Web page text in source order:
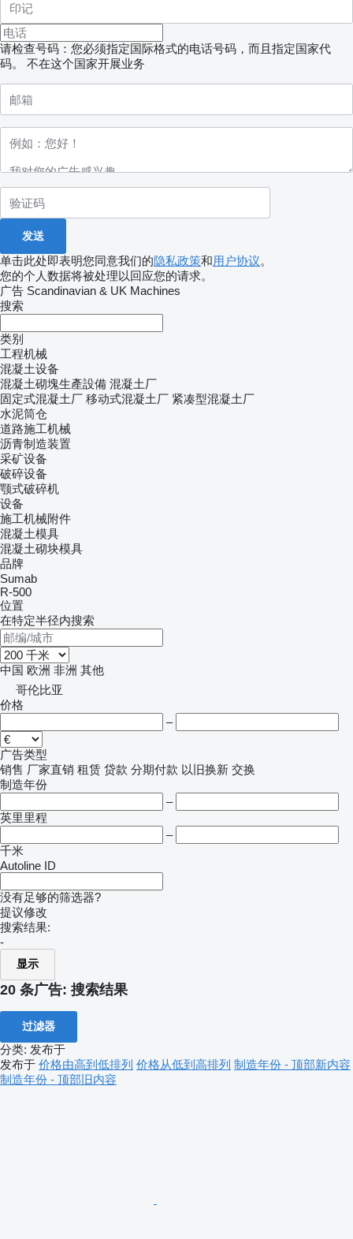
请检查号码：您必须指定国际格式的电话号码，而且指定国家代
码。
不在这个国家开展业务
单击此处即表明您同意我们的隐私政策和用户协议。
您的个人数据将被处理以回应您的请求。
广告 Scandinavian & UK Machines
搜索
类别
工程机械
混凝土设备
混凝土砌塊生產設備 混凝土厂
固定式混凝土厂 移动式混凝土厂 紧凑型混凝土厂
水泥筒仓
道路施工机械
沥青制造装置
采矿设备
破碎设备
颚式破碎机
设备
施工机械附件
混凝土模具
混凝土砌块模具
品牌
Sumab
R-500
位置
在特定半径内搜索
中国 欧洲 非洲 其他
哥伦比亚
价格
–
广告类型
销售 厂家直销 租赁 贷款 分期付款 以旧换新 交换
制造年份
–
英里里程
–
千米
Autoline ID
没有足够的筛选器?
提议修改
搜索结果:
-
显示
20 条广告: 搜索结果
过滤器
分类: 发布于
发布于 价格由高到低排列 价格从低到高排列 制造年份 - 顶部新内容
制造年份 - 顶部旧内容